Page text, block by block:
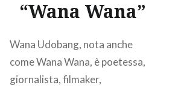
“Wana Wana”
Wana Udobang, nota anche
come Wana Wana, è poetessa,
giornalista, filmaker,